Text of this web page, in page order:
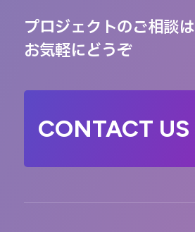
プロジェクトのご相談は
お気軽にどうぞ
CONTACT US